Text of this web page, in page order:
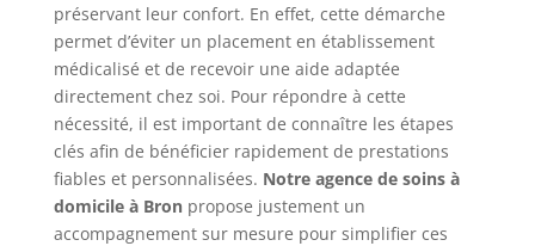
préservant leur confort. En effet, cette démarche
permet d’éviter un placement en établissement
médicalisé et de recevoir une aide adaptée
directement chez soi. Pour répondre à cette
nécessité, il est important de connaître les étapes
clés afin de bénéficier rapidement de prestations
fiables et personnalisées. Notre agence de soins à
domicile à Bronpropose justement un
accompagnement sur mesure pour simplifier ces